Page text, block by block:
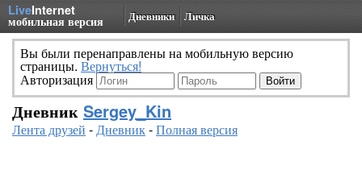
LiveInternet
мобильная версия Дневники Личка
Вы были перенаправлены на мобильную версию
страницы. Вернуться!
Авторизация
Дневник Sergey_Kin
Лента друзей -Дневник-Полная версия